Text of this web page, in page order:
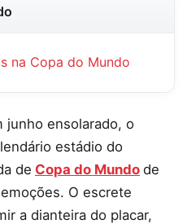
na Copa do Mundo
junho ensolarado, o
estádio do
de Copa do Mundo de
O escrete
a dianteira do placar,